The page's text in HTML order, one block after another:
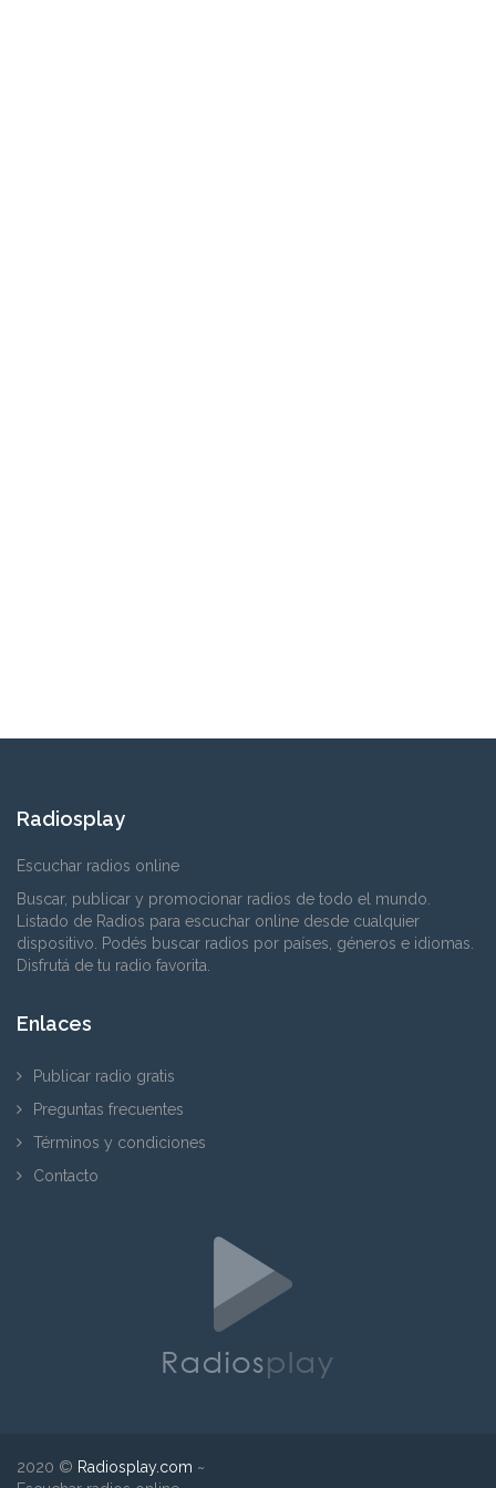
Radiosplay
Escuchar radios online
Buscar, publicar y promocionar radios de todo el mundo.
Listado de Radios para escuchar online desde cualquier
dispositivo. Podés buscar radios por países, géneros e idiomas.
Disfrutá de tu radio favorita.
Enlaces
Publicar radio gratis
Preguntas frecuentes
Términos y condiciones
Contacto
2020 © Radiosplay.com ~